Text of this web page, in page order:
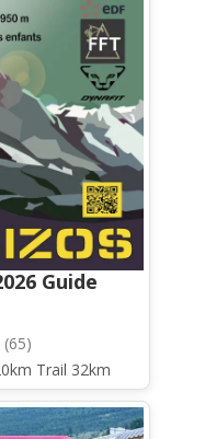
Guide
Trail 32km